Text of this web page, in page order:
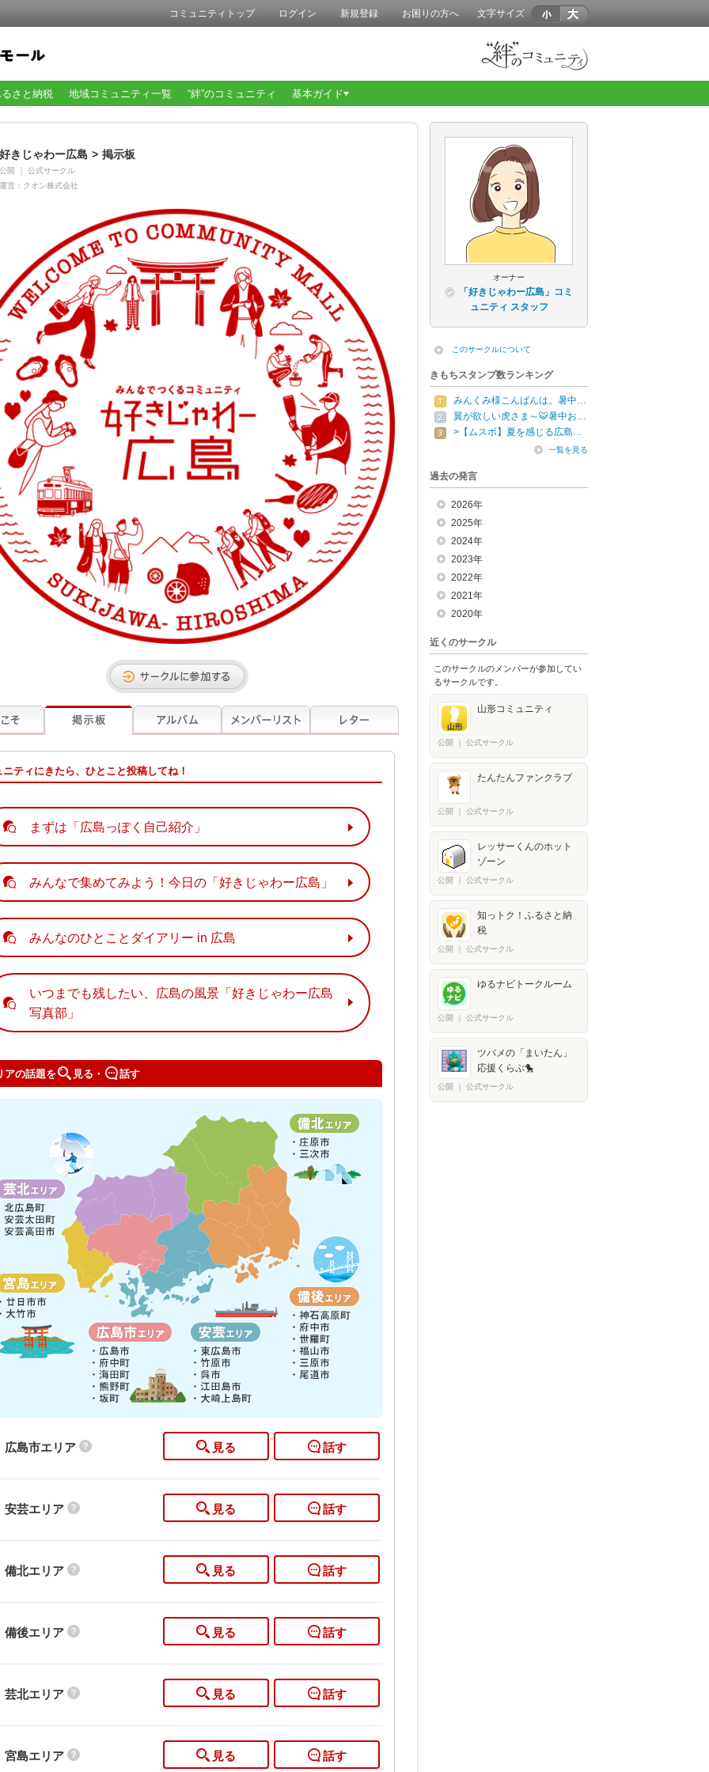
コミュニティトップ ログイン 新規登録 お困りの方へ 文字サイズ
さと納税 地域コミュニティ一覧 “絆”のコミュニティ 基本ガイド
好きじゃわー広島 > 掲示板
公開
公式サークル
運営： クオン株式会社
ニティにきたら、ひとこと投稿してね！
まずは「広島っぽく自己紹介」
みんなで集めてみよう！今日の「好きじゃわー広島」
みんなのひとことダイアリー in 広島
いつまでも残したい、広島の風景「好きじゃわー広島
写真部」
アの話題を 見る・ 話す
広島市エリア 見る 話す
安芸エリア 見る 話す
備北エリア 見る 話す
備後エリア 見る 話す
芸北エリア 見る 話す
宮島エリア 見る 話す
オーナー
「好きじゃわー広島」コミ
ュニティ スタッフ
このサークルについて
きもちスタンプ数ランキング
みんくみ様こんばんは。暑中…
翼が欲しい虎さま～🐯暑中お…
>【ムスボ】夏を感じる広島…
一覧を見る
過去の発言
2026年
2025年
2024年
2023年
2022年
2021年
2020年
近くのサークル
このサークルのメンバーが参加してい
るサークルです。
山形コミュニティ
公開 公式サークル
たんたんファンクラブ
公開 公式サークル
レッサーくんのホット
ゾーン
公開 公式サークル
知っトク！ふるさと納
税
公開 公式サークル
ゆるナビトークルーム
公開 公式サークル
ツバメの「まいたん」
応援くらぶ🐤
公開 公式サークル